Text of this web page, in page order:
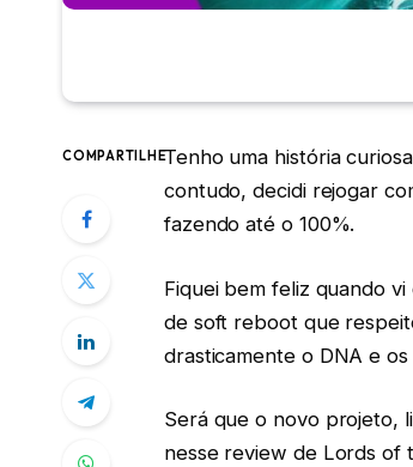
COMPARTILHETenho uma história
contudo, decidi rejogar
fazendo até o 100%.
Fiquei bem feliz quando
de soft reboot que
drasticamente o DNA e
Será que o novo projeto,
nesse review de Lords of